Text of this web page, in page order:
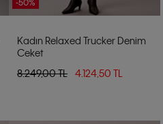
Kadın Relaxed Trucker Denim
Ceket
8.249,00 TL
4.124,50 TL